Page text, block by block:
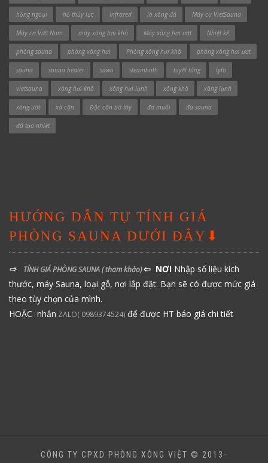
hồng ngoại hồ thủy lực Infrared lò xông đá Máy cơ VietSauna
Máy cơ Việt Nam máy xông hơi khô Máy xông hơi ướt Nhiệt kế
phòng sauna phòng xông hơi Phòng xông hơi khô phòng xông hơi ướt
sauna sauna heater sawo steambath tuyết tùng tylo
vietsauna xông hơi khô xông hơi lạnh xông khô xông lạnh
xông ướt xả cặn Độc cần bờ tây đá muối đá sauna
đá tạo nhiệt
HƯỚNG DẪN TỰ TÍNH GIÁ
PHÒNG SAUNA DƯỚI ĐÂY⬇
⇨ TÍNH GIÁ PHÒNG SAUNA( tham khảo)⇦ NƠI Nhập số liệu kích
thước, máy Sauna, loại gỗ, nơi lắp đặt. Bạn sẽ có được mức giá
theo tùy chọn của mình.
HOẶC nhắn ZALO( 0989374524) để được HT báo giá chi tiết
CÔNG TY CPXD PHÒNG XÔNG VIỆT © 2013-